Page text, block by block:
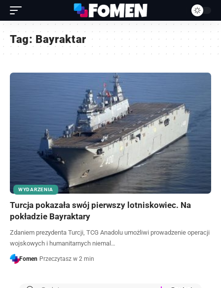
Tag: Bayraktar
WYDARZENIA
Turcja pokazała swój pierwszy lotniskowiec. Na
pokładzie Bayraktary
Zdaniem prezydenta Turcji, TCG Anadolu umożliwi prowadzenie operacji
wojskowych i humanitarnych niemal…
Fomen Przeczytasz w 2 min